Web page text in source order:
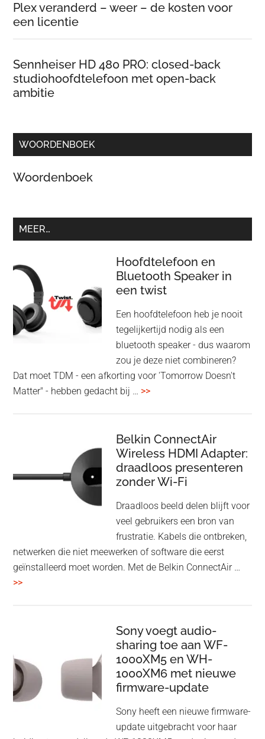
Plex veranderd – weer – de kosten voor
een licentie
Sennheiser HD 480 PRO: closed-back
studiohoofdtelefoon met open-back
ambitie
WOORDENBOEK
Woordenboek
MEER…
Hoofdtelefoon en
Bluetooth Speaker in
een twist
Een hoofdtelefoon heb je nooit
tegelijkertijd nodig als een
bluetooth speaker - dus waarom
zou je deze niet combineren?
Dat moet TDM - een afkorting voor 'Tomorrow Doesn't
Matter" - hebben gedacht bij … >>overHoofdtelefoon
Speaker
in
een
twist
Belkin ConnectAir
Wireless HDMI Adapter:
draadloos presenteren
zonder Wi-Fi
Draadloos beeld delen blijft voor
veel gebruikers een bron van
frustratie. Kabels die ontbreken,
netwerken die niet meewerken of software die eerst
geïnstalleerd moet worden. Met de Belkin ConnectAir …
>>overBelkin
draadloos
presenteren
zonder
Wi-
Sony voegt audio-
sharing toe aan WF-
1000XM5 en WH-
1000XM6 met nieuwe
firmware-update
Sony heeft een nieuwe firmware-
update uitgebracht voor haar